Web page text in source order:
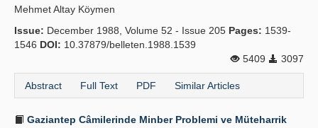
Mehmet Altay Köymen
Issue: December 1988, Volume 52 - Issue 205 Pages: 1539-
1546 DOI: 10.37879/belleten.1988.1539
5409
3097
Abstract Full Text PDF Similar Articles
Gaziantep Câmilerinde Minber Problemi ve Müteharrik